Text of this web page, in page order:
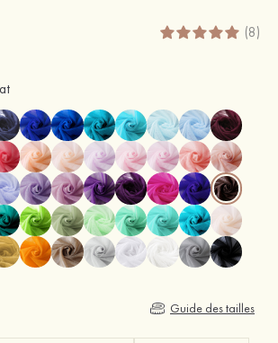
(8)
Guide des tailles